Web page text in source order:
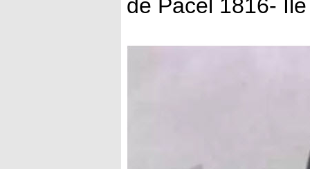
de Pacel 1816-